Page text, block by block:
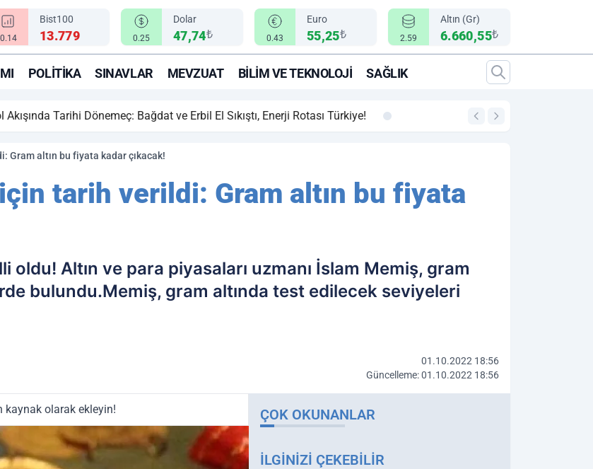
Bist100
13.779 0.25
Dolar
47,74₺ 0.43
Euro
55,25₺ 2.59
Altın (Gr)
6.660,55₺
POLITIKA SINAVLAR MEVZUAT BILIM VE TEKNOLOJI SAĞLIK
Bağdat ve Erbil El Sıkıştı, Enerji Rotası Türkiye! 00:12
Gram altın bu fiyata kadar çıkacak!
tarih verildi: Gram altın bu fiyata
oldu! Altın ve para piyasaları uzmanı İslam Memiş, gram
bulundu.Memiş, gram altında test edilecek seviyeleri
01.10.2022 18:56
Güncelleme: 01.10.2022 18:56
kaynak olarak ekleyin! ÇOK OKUNANLAR
İLGINIZI ÇEKEBILIR